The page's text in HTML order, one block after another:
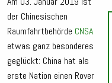
der Chinesischen
Raumfahrtbehörde CNSA
etwas ganz besonderes
geglückt: China hat als
erste Nation einen Rover